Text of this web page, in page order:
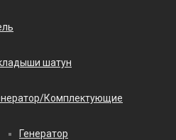
шатун
Комплектующие
Генератор